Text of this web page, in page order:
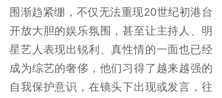
围渐趋紧绷，不仅无法重现20世纪初港台
开放大胆的娱乐氛围，甚至让主持人、明
星艺人表现出锐利、真性情的一面也已经
成为综艺的奢侈，他们习得了越来越强的
自我保护意识，在镜头下出现或发言，往